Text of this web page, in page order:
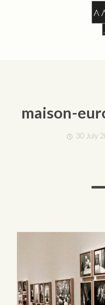
maison-
30 July